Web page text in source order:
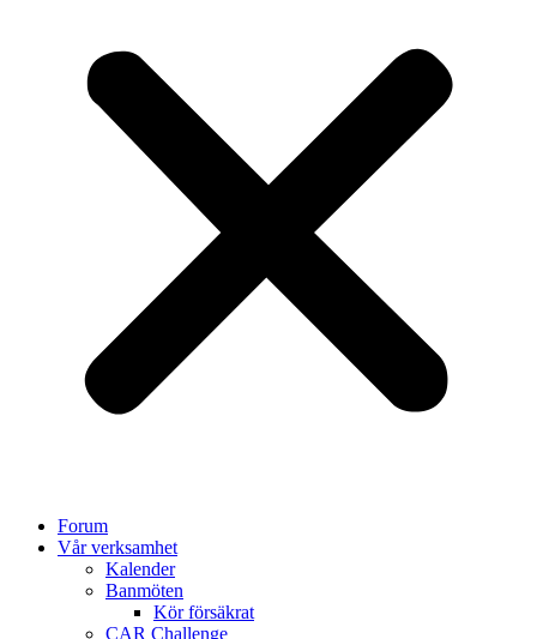
Forum
Vår verksamhet
Kalender
Banmöten
Kör försäkrat
CAR Challenge